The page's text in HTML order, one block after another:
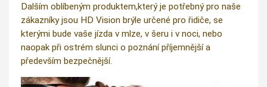
Dalším oblíbeným produktem,který je potřebný pro naše
zákazníky jsou HD Vision brýle určené pro řidiče, se
kterými bude vaše jízda v mlze, v šeru i v noci, nebo
naopak při ostrém slunci o poznání příjemnější a
především bezpečnější.